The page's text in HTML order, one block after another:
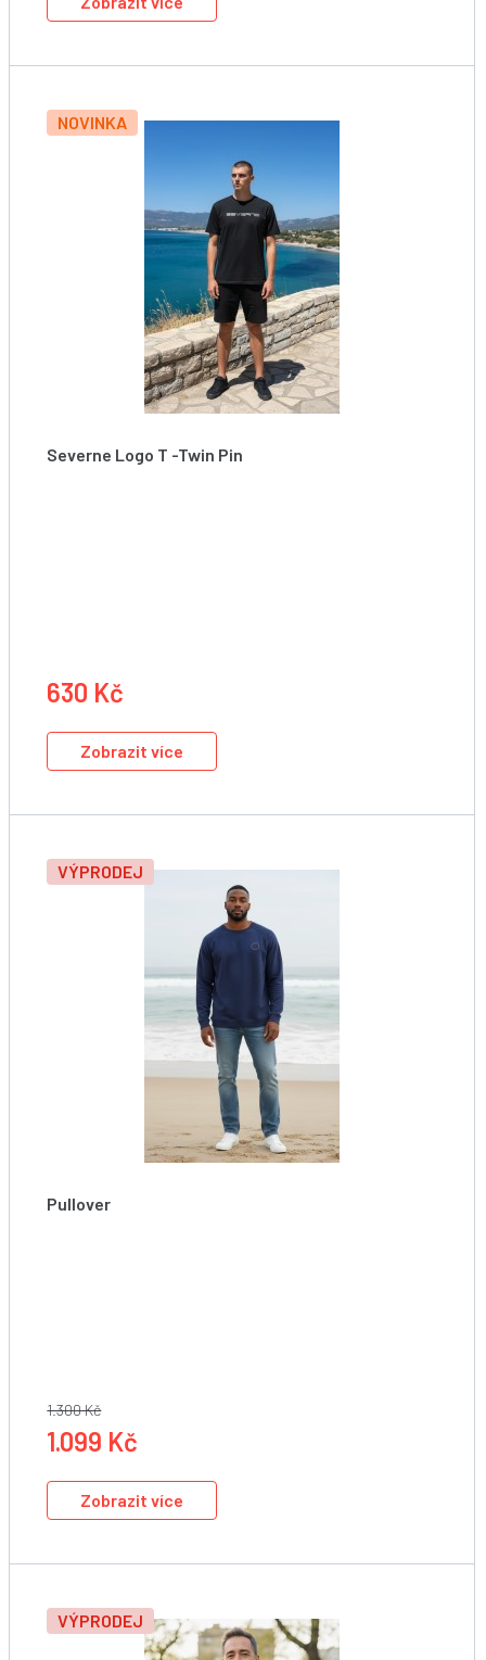
NOVINKA
Severne Logo T -Twin Pin
630 Kč
Zobrazit více
VÝPRODEJ
Pullover
1.300 Kč
1.099 Kč
Zobrazit více
VÝPRODEJ